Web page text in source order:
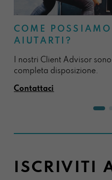
COME POSSIAMO
AIUTARTI?
I nostri Client Advisor
completa disposizione.
Contattaci
ISCRIVITI